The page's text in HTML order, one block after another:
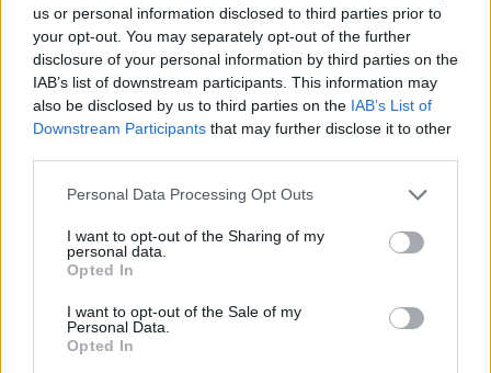
us or personal information disclosed to third parties prior to
your opt-out. You may separately opt-out of the further
disclosure of your personal information by third parties on the
IAB’s list of downstream participants. This information may
also be disclosed by us to third parties on the IAB’s List of
Downstream Participants that may further disclose it to other
Personal Data Processing Opt Outs
I want to opt-out of the Sharing of my
personal data.
Opted In
I want to opt-out of the Sale of my
Personal Data.
Opted In
Ακολουθήστε το E-Radio.gr στο
Google News
και μάθετε πρώτοι